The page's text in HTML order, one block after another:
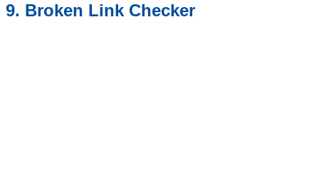
9. Broken Link Checker